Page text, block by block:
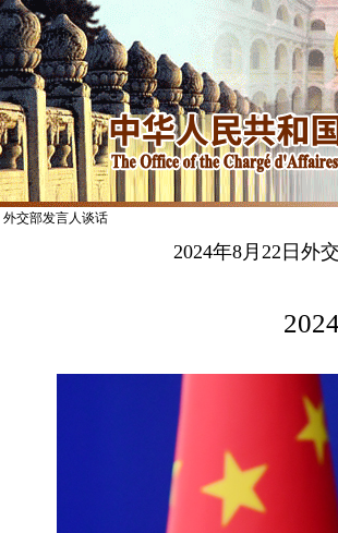
外交部发言人谈话
2024年8月22日外